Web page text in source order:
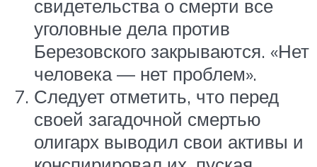
свидетельства о смерти все
уголовные дела против
Березовского закрываются. «Нет
человека — нет проблем».
Следует отметить, что перед
своей загадочной смертью
олигарх выводил свои активы и